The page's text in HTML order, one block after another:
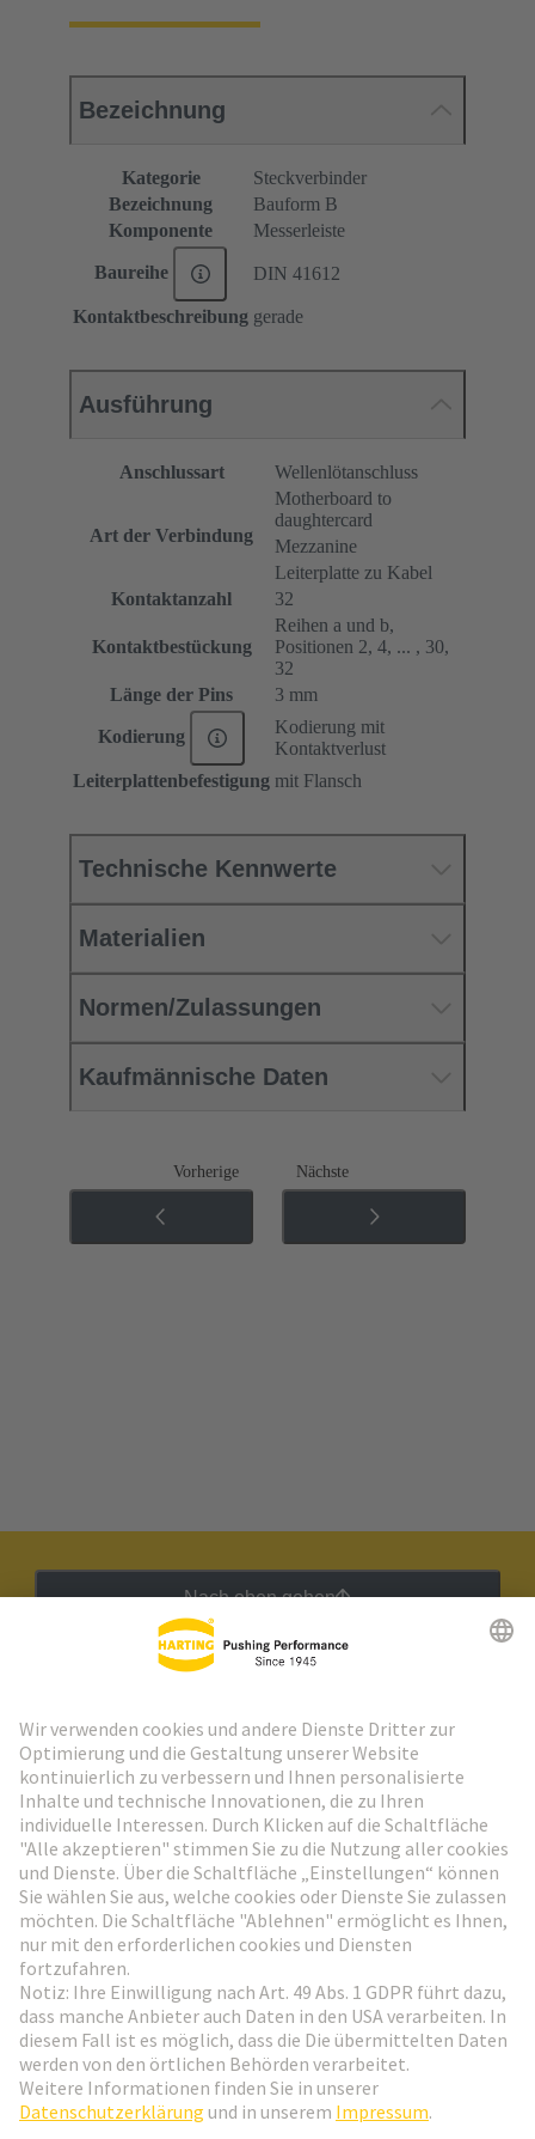
Bezeichnung
Kategorie
Steckverbinder
Bezeichnung
Bauform B
Komponente
Messerleiste
Baureihe DIN 41612
Kontaktbeschreibung gerade
Ausführung
Anschlussart Wellenlötanschluss
Art der Verbindung
Motherboard to
daughtercard
Mezzanine
Leiterplatte zu Kabel
Kontaktanzahl
32
Kontaktbestückung
Reihen a und b,
Positionen 2, 4, ... , 30,
32
Länge der Pins
3 mm
Kodierung
Kodierung mit
Kontaktverlust
Leiterplattenbefestigung mit Flansch
Technische Kennwerte
Materialien
Normen/Zulassungen
Kaufmännische Daten
Vorherige Nächste
Nach oben gehen
Weiter zur Anmeldung
Social Media
Österreich Deutsch